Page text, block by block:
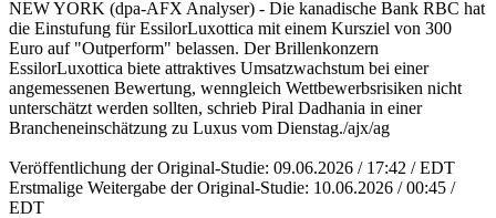
NEW YORK (dpa-AFX Analyser) - Die kanadische Bank RBC hat
die Einstufung für EssilorLuxottica mit einem Kursziel von 300
Euro auf "Outperform" belassen. Der Brillenkonzern
EssilorLuxottica biete attraktives Umsatzwachstum bei einer
angemessenen Bewertung, wenngleich Wettbewerbsrisiken nicht
unterschätzt werden sollten, schrieb Piral Dadhania in einer
Brancheneinschätzung zu Luxus vom Dienstag./ajx/ag
Veröffentlichung der Original-Studie: 09.06.2026 / 17:42 / EDT
Erstmalige Weitergabe der Original-Studie: 10.06.2026 / 00:45 /
EDT